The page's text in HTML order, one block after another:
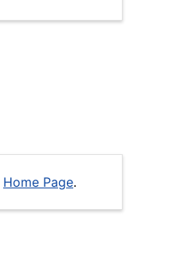
Home Page.